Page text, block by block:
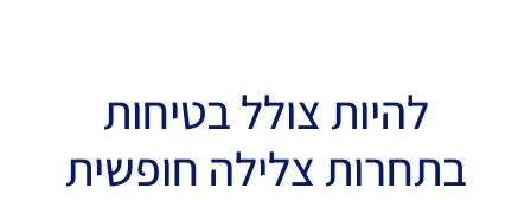
להיות צולל בטיחות
בתחרות צלילה חופשית